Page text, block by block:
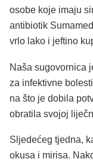
osobe koje imaju
antibiotik
vrlo lako i jeftino
Naša sugovornica
za infektivne
na što je dobila
obratila svojoj
Sljedećeg tjedna,
okusa i mirisa.